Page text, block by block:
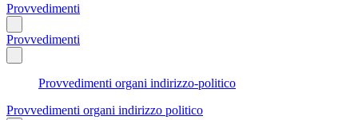
Provvedimenti
Provvedimenti
Provvedimenti organi indirizzo-politico
Provvedimenti organi indirizzo politico